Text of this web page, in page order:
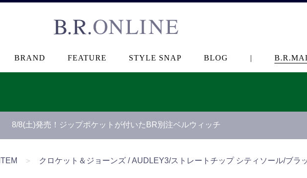
BRAND FEATURE STYLE SNAP BLOG |
8/8(土)発売！ジップポケットが付いたBR別注ベルウィッチ
ITEM ＞ クロケット＆ジョーンズ / AUDLEY3/ストレートチップ シティソール/ブラ